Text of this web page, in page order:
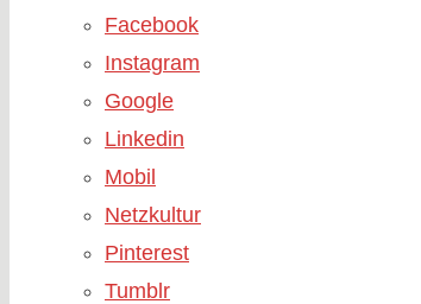
Facebook
Instagram
Google
Linkedin
Mobil
Netzkultur
Pinterest
Tumblr